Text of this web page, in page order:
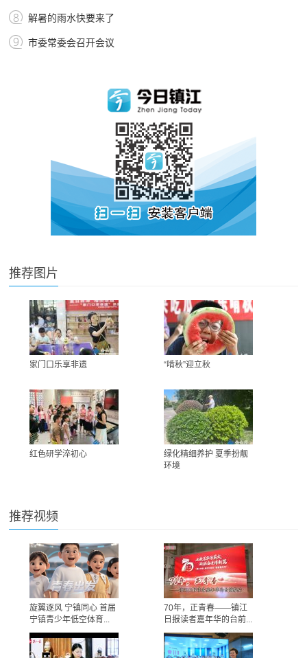
解暑的雨水快要来了
市委常委会召开会议
推荐图片
家门口乐享非遗 “啃秋”迎立秋
红色研学淬初心
绿化精细养护 夏季扮靓
环境
推荐视频
旋翼逐风 宁镇同心 首届
宁镇青少年低空体育...
70年，正青春——镇江
日报读者嘉年华的台前...